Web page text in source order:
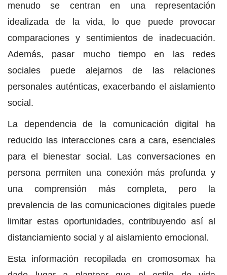
menudo se centran en una representación
idealizada de la vida, lo que puede provocar
comparaciones y sentimientos de inadecuación.
Además, pasar mucho tiempo en las redes
sociales puede alejarnos de las relaciones
personales auténticas, exacerbando el aislamiento
social.
La dependencia de la comunicación digital ha
reducido las interacciones cara a cara, esenciales
para el bienestar social. Las conversaciones en
persona permiten una conexión más profunda y
una comprensión más completa, pero la
prevalencia de las comunicaciones digitales puede
limitar estas oportunidades, contribuyendo así al
distanciamiento social y al aislamiento emocional.
Esta información recopilada en cromosomax ha